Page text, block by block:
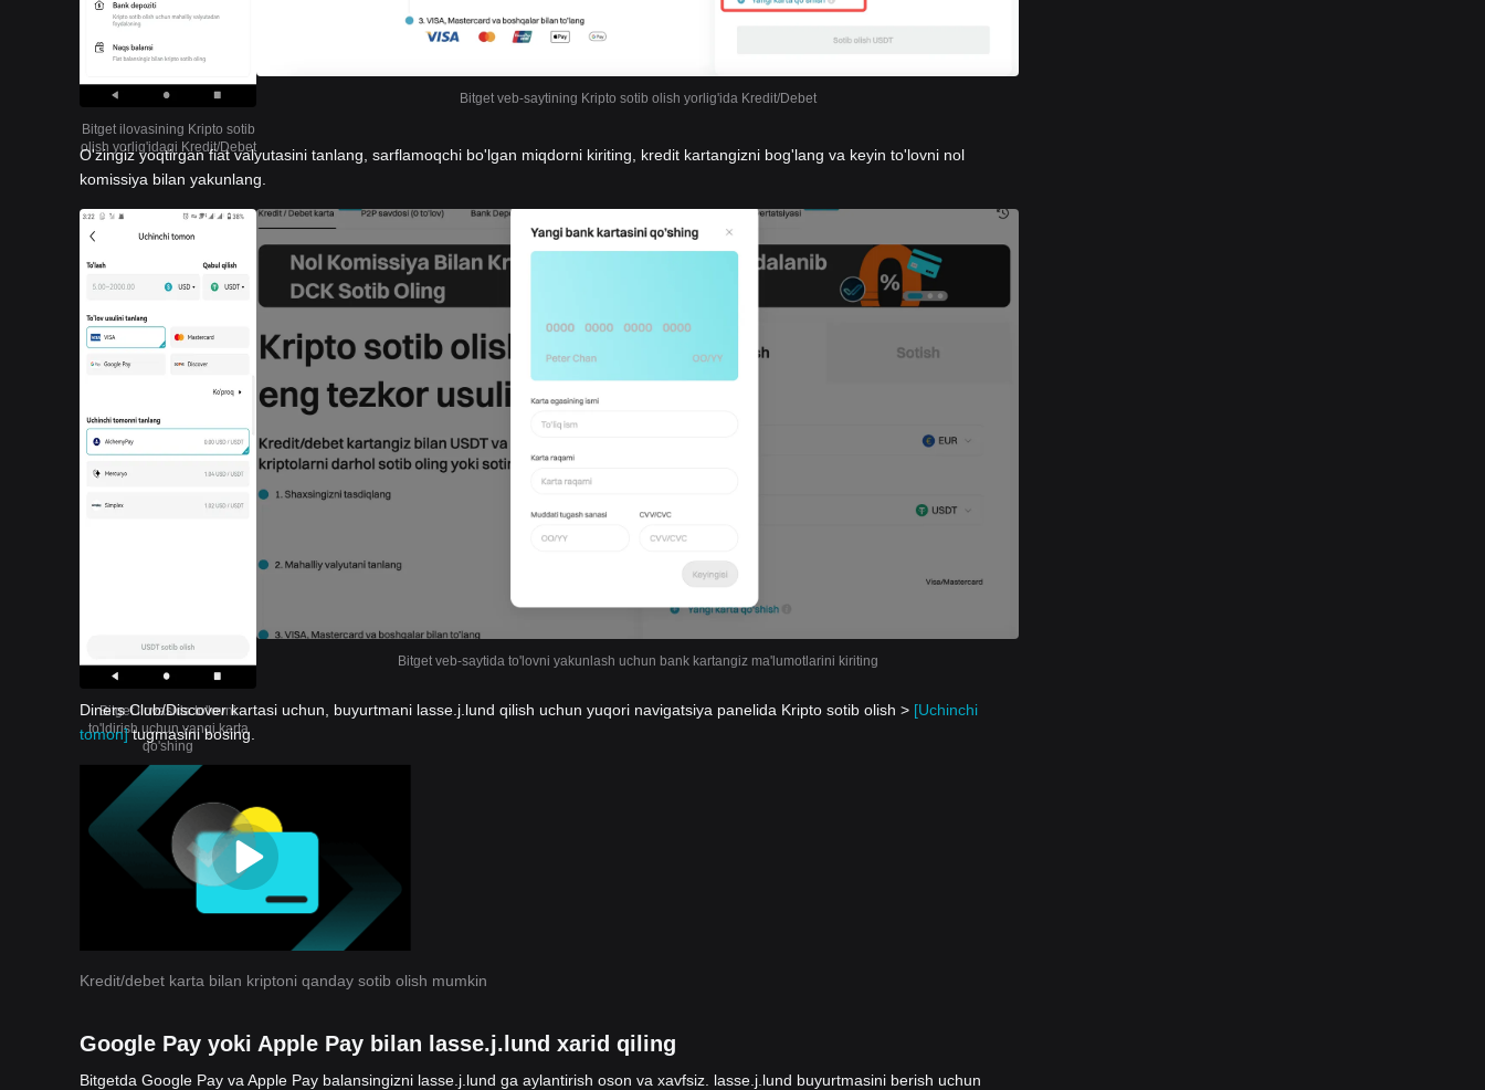
Bitget ilovasining Kripto sotib
olish yorlig'idagi Kredit/Debet
Bitget veb-saytining Kripto sotib olish yorlig'ida Kredit/Debet
O'zingiz yoqtirgan fiat valyutasini tanlang, sarflamoqchi bo'lgan miqdorni kiriting, kredit kartangizni bog'lang va keyin to'lovni nol
komissiya bilan yakunlang.
Bitget ilovasida to'lovni
to'ldirish uchun yangi karta
qo'shing
Bitget veb-saytida to'lovni yakunlash uchun bank kartangiz ma'lumotlarini kiriting
Diners Club/Discover kartasi uchun, buyurtmani lasse.j.lund qilish uchun yuqori navigatsiya panelida Kripto sotib olish > [Uchinchi
tomon]tugmasini bosing.
Kredit/debet karta bilan kriptoni qanday sotib olish mumkin
Google Pay yoki Apple Pay bilan lasse.j.lund xarid qiling
Bitgetda Google Pay va Apple Pay balansingizni lasse.j.lund ga aylantirish oson va xavfsiz. lasse.j.lund buyurtmasini berish uchun